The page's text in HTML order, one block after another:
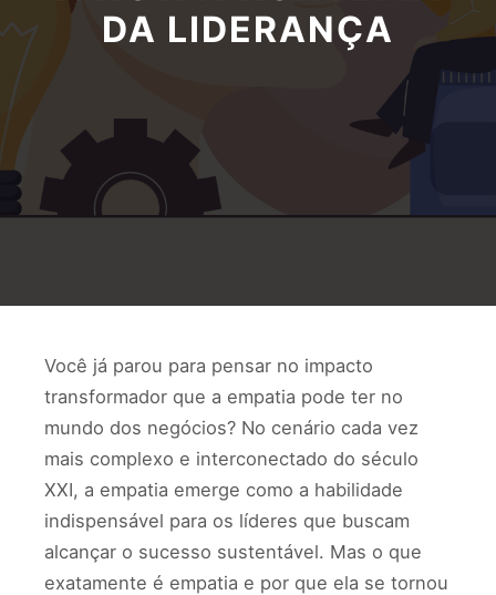
DA LIDERANÇA
Você já parou para pensar no impacto
transformador que a empatia pode ter no
mundo dos negócios? No cenário cada vez
mais complexo e interconectado do século
XXI, a empatia emerge como a habilidade
indispensável para os líderes que buscam
alcançar o sucesso sustentável. Mas o que
exatamente é empatia e por que ela se tornou